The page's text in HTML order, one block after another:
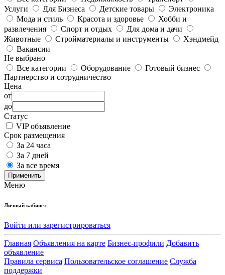
Услуги
Для Бизнеса Детские товары
Электроника
Мода и стиль
Красота и здоровье
Хобби и
развлечения
Спорт и отдых
Для дома и дачи
Животные
Стройматериалы и инструменты
Хэндмейд
Вакансии
Не выбрано
Все категории
Оборудование
Готовый бизнес
Партнерство и сотрудничество
Цена
от
до
Статус
VIP объявление
Срок размещения
За 24 часа
За 7 дней
За все время
Применить
Меню
Личный кабинет
Войти или зарегистрироваться
Главная Объявления на карте Бизнес-профили Добавить
объявление
Правила сервиса Пользовательское соглашение Служба
поддержки